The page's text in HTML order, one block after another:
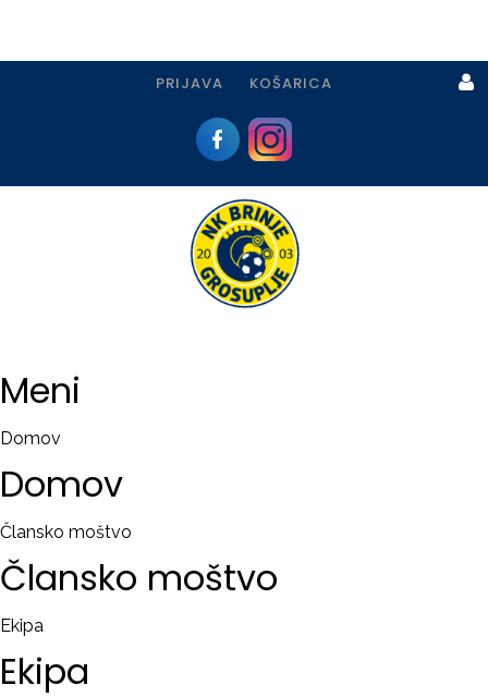
PRIJAVA KOŠARICA
Meni
Domov
Domov
Člansko moštvo
Člansko moštvo
Ekipa
Ekipa
Prijava
Registracija
Remember